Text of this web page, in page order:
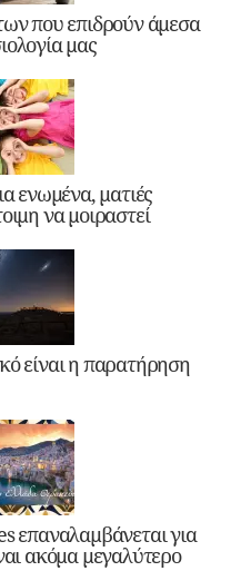
που επιδρούν άμεσα
μας
ενωμένα, ματιές
να μοιραστεί
είναι η παρατήρηση
επαναλαμβάνεται για
ακόμα μεγαλύτερο